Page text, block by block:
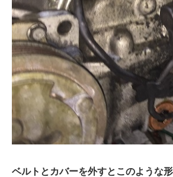
ベルトとカバーを外すとこのような形